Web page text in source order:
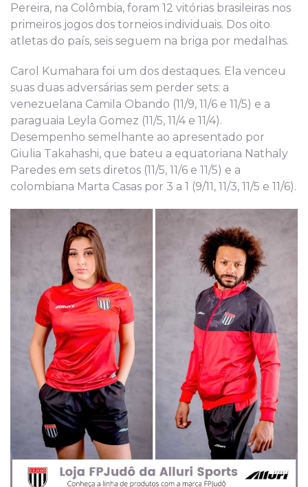
Pereira, na Colômbia, foram 12 vitórias brasileiras nos
primeiros jogos dos torneios individuais. Dos oito
atletas do país, seis seguem na briga por medalhas.
Carol Kumahara foi um dos destaques. Ela venceu
suas duas adversárias sem perder sets: a
venezuelana Camila Obando (11/9, 11/6 e 11/5) e a
paraguaia Leyla Gomez (11/5, 11/4 e 11/4).
Desempenho semelhante ao apresentado por
Giulia Takahashi, que bateu a equatoriana Nathaly
Paredes em sets diretos (11/5, 11/6 e 11/5) e a
colombiana Marta Casas por 3 a 1 (9/11, 11/3, 11/5 e 11/6).